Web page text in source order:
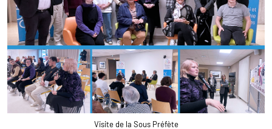
Visite de la Sous Préfète